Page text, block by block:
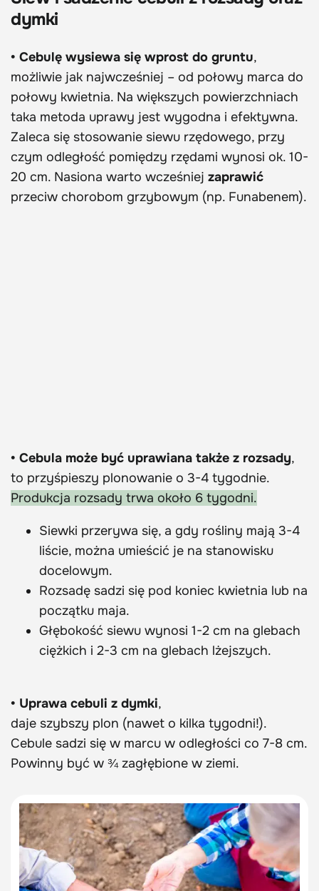
dymki
• Cebulę wysiewa się wprost do gruntu,
możliwie jak najwcześniej – od połowy marca do
połowy kwietnia. Na większych powierzchniach
taka metoda uprawy jest wygodna i efektywna.
Zaleca się stosowanie siewu rzędowego, przy
czym odległość pomiędzy rzędami wynosi ok. 10-
20 cm. Nasiona warto wcześniej zaprawić
przeciw chorobom grzybowym (np. Funabenem).
• Cebula może być uprawiana także z rozsady,
to przyśpieszy plonowanie o 3-4 tygodnie.
Produkcja rozsady trwa około 6 tygodni.
Siewki przerywa się, a gdy rośliny mają 3-4
liście, można umieścić je na stanowisku
docelowym.
Rozsadę sadzi się pod koniec kwietnia lub na
początku maja.
Głębokość siewu wynosi 1-2 cm na glebach
ciężkich i 2-3 cm na glebach lżejszych.
• Uprawa cebuli z dymki,
daje szybszy plon (nawet o kilka tygodni!).
Cebule sadzi się w marcu w odległości co 7-8 cm.
Powinny być w ¾ zagłębione w ziemi.